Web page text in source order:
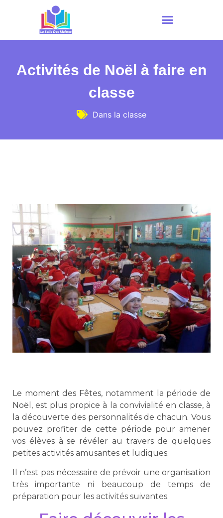
Activités de Noël à faire en
classe
Dans la classe
Le moment des Fêtes, notamment la période de
Noël, est plus propice à la convivialité en classe, à
la découverte des personnalités de chacun. Vous
pouvez profiter de cette période pour amener
vos élèves à se révéler au travers de quelques
petites activités amusantes et ludiques.
Il n’est pas nécessaire de prévoir une organisation
très importante ni beaucoup de temps de
préparation pour les activités suivantes.